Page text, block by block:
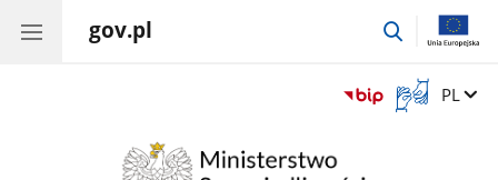
gov.pl
przejdź
Otwórz
okno
Zmień
PL